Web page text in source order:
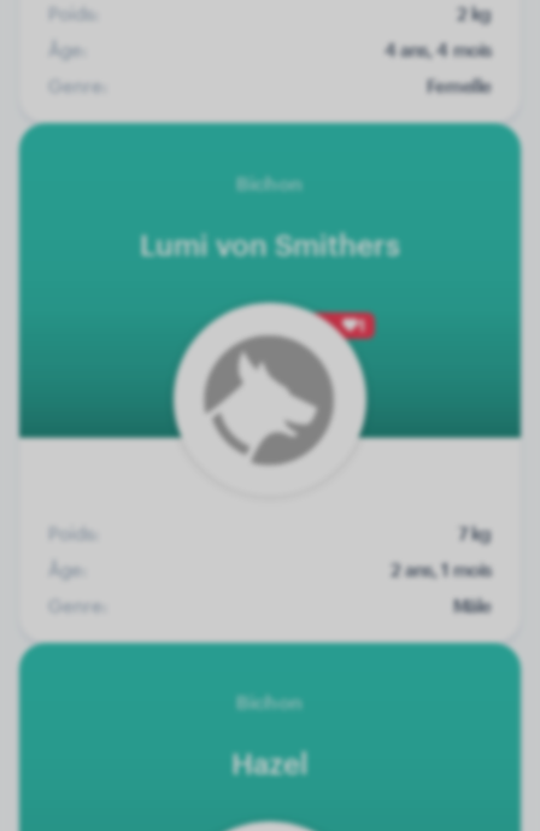
Poids:
2 kg
Âge:
4 ans, 4 mois
Genre:
Femelle
Bichon
Lumi von Smithers
1
Poids:
7 kg
Âge:
2 ans, 1 mois
Genre:
Mâle
Bichon
Hazel